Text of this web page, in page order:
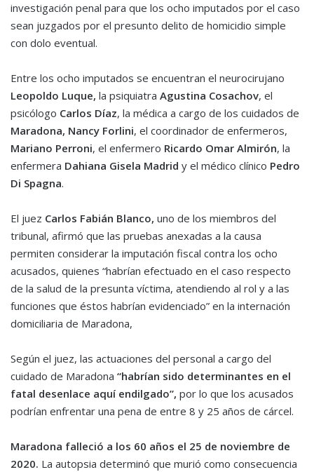
investigación penal para que los ocho imputados por el caso
sean juzgados por el presunto delito de homicidio simple
con dolo eventual.
Entre los ocho imputados se encuentran el neurocirujano
Leopoldo Luque, la psiquiatra Agustina Cosachov, el
psicólogo Carlos Díaz, la médica a cargo de los cuidados de
Maradona, Nancy Forlini, el coordinador de enfermeros,
Mariano Perroni, el enfermero Ricardo Omar Almirón, la
enfermera Dahiana Gisela Madrid y el médico clínico Pedro
Di Spagna.
El juez Carlos Fabián Blanco, uno de los miembros del
tribunal, afirmó que las pruebas anexadas a la causa
permiten considerar la imputación fiscal contra los ocho
acusados, quienes “habrían efectuado en el caso respecto
de la salud de la presunta víctima, atendiendo al rol y a las
funciones que éstos habrían evidenciado” en la internación
domiciliaria de Maradona,
Según el juez, las actuaciones del personal a cargo del
cuidado de Maradona “habrían sido determinantes en el
fatal desenlace aquí endilgado”, por lo que los acusados
podrían enfrentar una pena de entre 8 y 25 años de cárcel.
Maradona falleció a los 60 años el 25 de noviembre de
2020. La autopsia determinó que murió como consecuencia